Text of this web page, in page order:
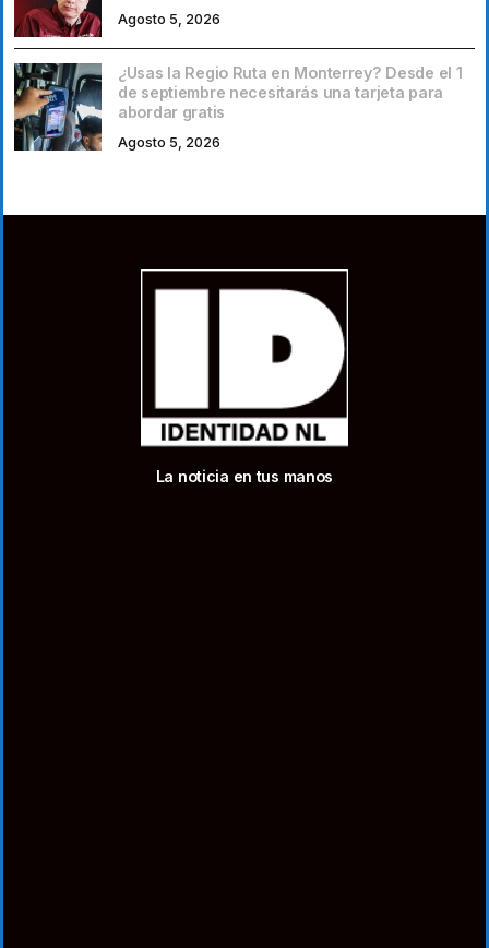
Agosto 5, 2026
¿Usas la Regio Ruta en Monterrey? Desde el 1
de septiembre necesitarás una tarjeta para
abordar gratis
Agosto 5, 2026
La noticia en tus manos